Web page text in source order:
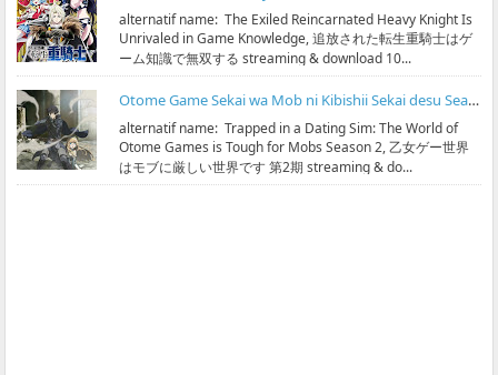
alternatif name: The Exiled Reincarnated Heavy Knight Is
Unrivaled in Game Knowledge, 追放された転生重騎士はゲ
ーム知識で無双する streaming & download 10...
Otome Game Sekai wa Mob ni Kibishii Sekai desu Season 2 Subtitle Indonesia
alternatif name: Trapped in a Dating Sim: The World of
Otome Games is Tough for Mobs Season 2, 乙女ゲー世界
はモブに厳しい世界です 第2期 streaming & do...